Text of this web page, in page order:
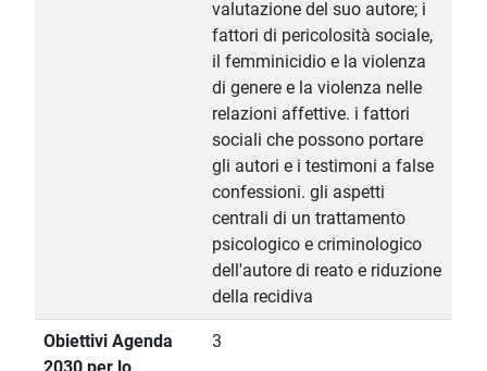
valutazione del suo autore; i
fattori di pericolosità sociale,
il femminicidio e la violenza
di genere e la violenza nelle
relazioni affettive. i fattori
sociali che possono portare
gli autori e i testimoni a false
confessioni. gli aspetti
centrali di un trattamento
psicologico e criminologico
dell'autore di reato e riduzione
della recidiva
Obiettivi Agenda
3